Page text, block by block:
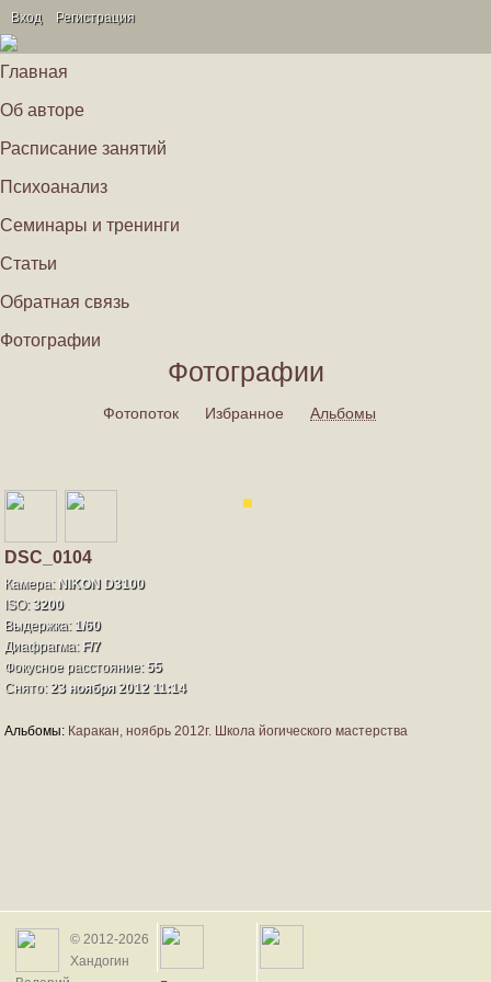
Вход Регистрация
Главная
Об авторе
Расписание занятий
Психоанализ
Семинары и тренинги
Статьи
Обратная связь
Фотографии
Фотографии
Фотопоток Избранное Альбомы
DSC_0104
Камера: NIKON D3100
ISO: 3200
Выдержка: 1/60
Диафрагма: F/7
Фокусное расстояние: 55
Снято: 23 ноября 2012 11:14
Альбомы: Каракан, ноябрь 2012г. Школа йогического мастерства
© 2012-2026
Хандогин